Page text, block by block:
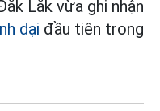
Lắk vừa ghi nhận
dại đầu tiên trong